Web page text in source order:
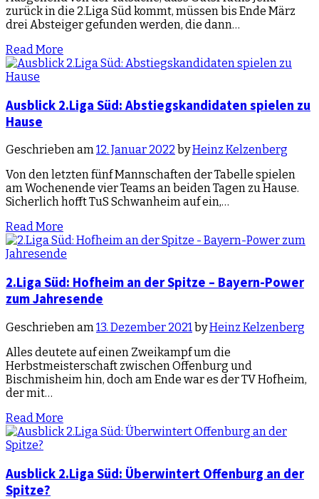
zurück in die 2.Liga Süd kommt, müssen bis Ende März
drei Absteiger gefunden werden, die dann…
Read More
Ausblick 2.Liga Süd: Abstiegskandidaten spielen zu
Hause
Geschrieben am12. Januar 2022 byHeinz Kelzenberg
Von den letzten fünf Mannschaften der Tabelle spielen
am Wochenende vier Teams an beiden Tagen zu Hause.
Sicherlich hofft TuS Schwanheim auf ein,…
Read More
2.Liga Süd: Hofheim an der Spitze – Bayern-Power
zum Jahresende
Geschrieben am13. Dezember 2021byHeinz Kelzenberg
Alles deutete auf einen Zweikampf um die
Herbstmeisterschaft zwischen Offenburg und
Bischmisheim hin, doch am Ende war es der TV Hofheim,
der mit…
Read More
Ausblick 2.Liga Süd: Überwintert Offenburg an der
Spitze?